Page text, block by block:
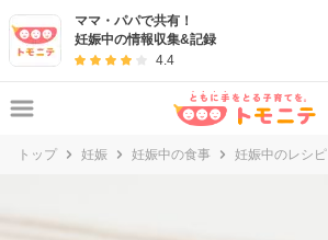
ママ・パパで共有！
妊娠中の情報収集&記録
4.4
トップ 妊娠 妊娠中の食事 妊娠中のレシピ
妊娠・出産・子育て情報サイト | トモニテ